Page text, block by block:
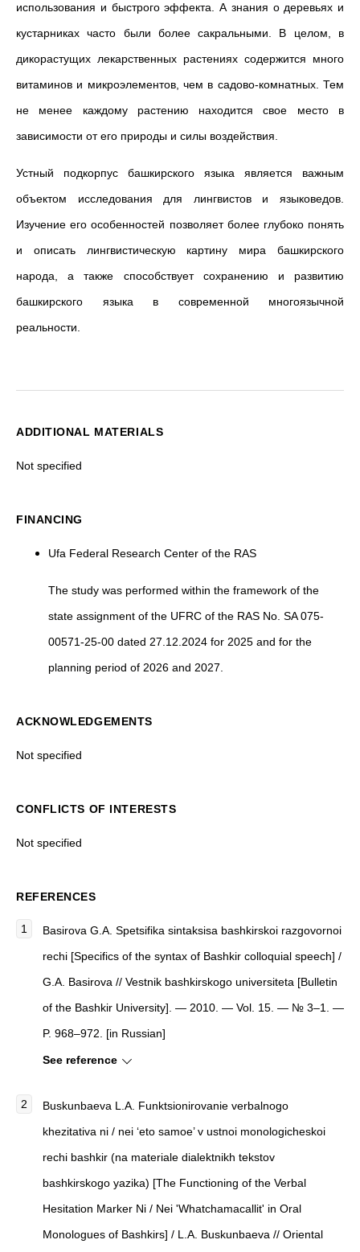
использования и быстрого эффекта. А знания о деревьях и
кустарниках часто были более сакральными. В целом, в
дикорастущих лекарственных растениях содержится много
витаминов и микроэлементов, чем в садово-комнатных. Тем
не менее каждому растению находится свое место в
зависимости от его природы и силы воздействия.
Устный подкорпус башкирского языка является важным
объектом исследования для лингвистов и языковедов.
Изучение его особенностей позволяет более глубоко понять
и описать лингвистическую картину мира башкирского
народа, а также способствует сохранению и развитию
башкирского языка в современной многоязычной
реальности.
ADDITIONAL MATERIALS
Not specified
FINANCING
Ufa Federal Research Center of the RAS
The study was performed within the framework of the
state assignment of the UFRC of the RAS No. SA 075-
00571-25-00 dated 27.12.2024 for 2025 and for the
planning period of 2026 and 2027.
ACKNOWLEDGEMENTS
Not specified
CONFLICTS OF INTERESTS
Not specified
REFERENCES
Basirova G.A. Spetsifika sintaksisa bashkirskoi razgovornoi
rechi [Specifics of the syntax of Bashkir colloquial speech] /
G.A. Basirova // Vestnik bashkirskogo universiteta [Bulletin
of the Bashkir University]. — 2010. — Vol. 15. — № 3–1. —
P. 968–972. [in Russian]
See reference
Buskunbaeva L.A. Funktsionirovanie verbalnogo
khezitativa ni / nei ‘eto samoe’ v ustnoi monologicheskoi
rechi bashkir (na materiale dialektnikh tekstov
bashkirskogo yazika) [The Functioning of the Verbal
Hesitation Marker Ni / Nei 'Whatchamacallit' in Oral
Monologues of Bashkirs] / L.A. Buskunbaeva // Oriental